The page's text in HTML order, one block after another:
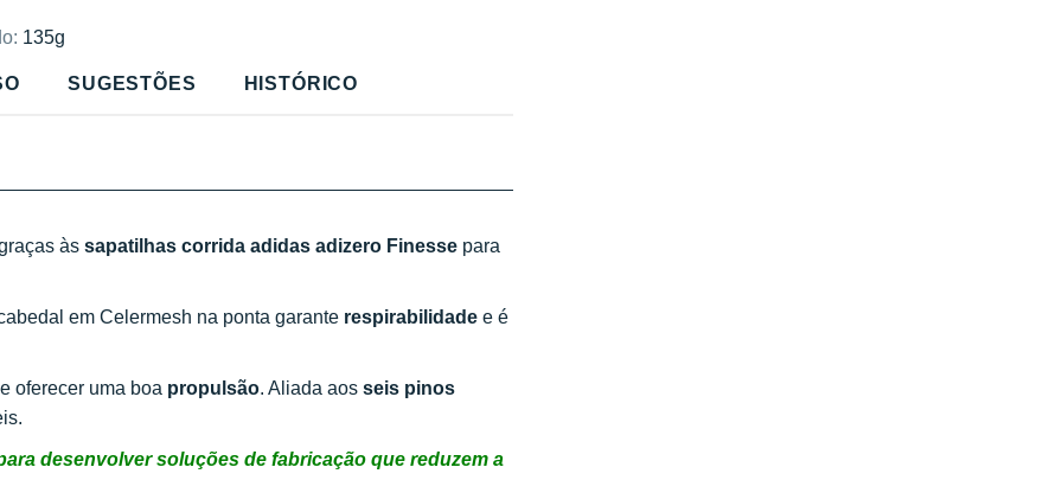
135g
SUGESTÕES HISTÓRICO
às sapatilhas corrida adidas adizero Finesse para
em Celermesh na ponta garante respirabilidade e é
oferecer uma boa propulsão. Aliada aos seis pinos
desenvolver soluções de fabricação que reduzem a